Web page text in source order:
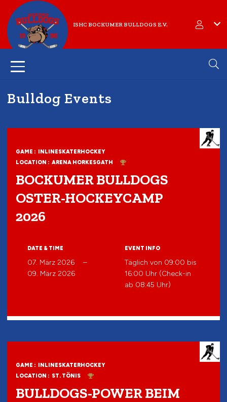
ISHC BOCKUMER BULLDOGS E.V.
Bulldog Events
GAME : INLINESKATERHOCKEY
LOCATION : ARENA HORKESGATH
BOCKUMER BULLDOGS
OSTER-HOCKEYCAMP
2026
DATE & TIME
07. März 2026
–
09. März 2026
EVENT INFO
Täglich von 09:00 bis
16:00 Uhr (Check-in
ab 08:45 Uhr)
GAME : INLINESKATERHOCKEY
LOCATION : ST. TÖNIS
BULLDOGS-POWER BEIM